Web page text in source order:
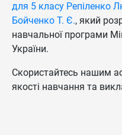
для 5 класу Репіленко
Бойченко Т. Є., який
навчальної програми
України.
Скористайтесь нашим
якості навчання та